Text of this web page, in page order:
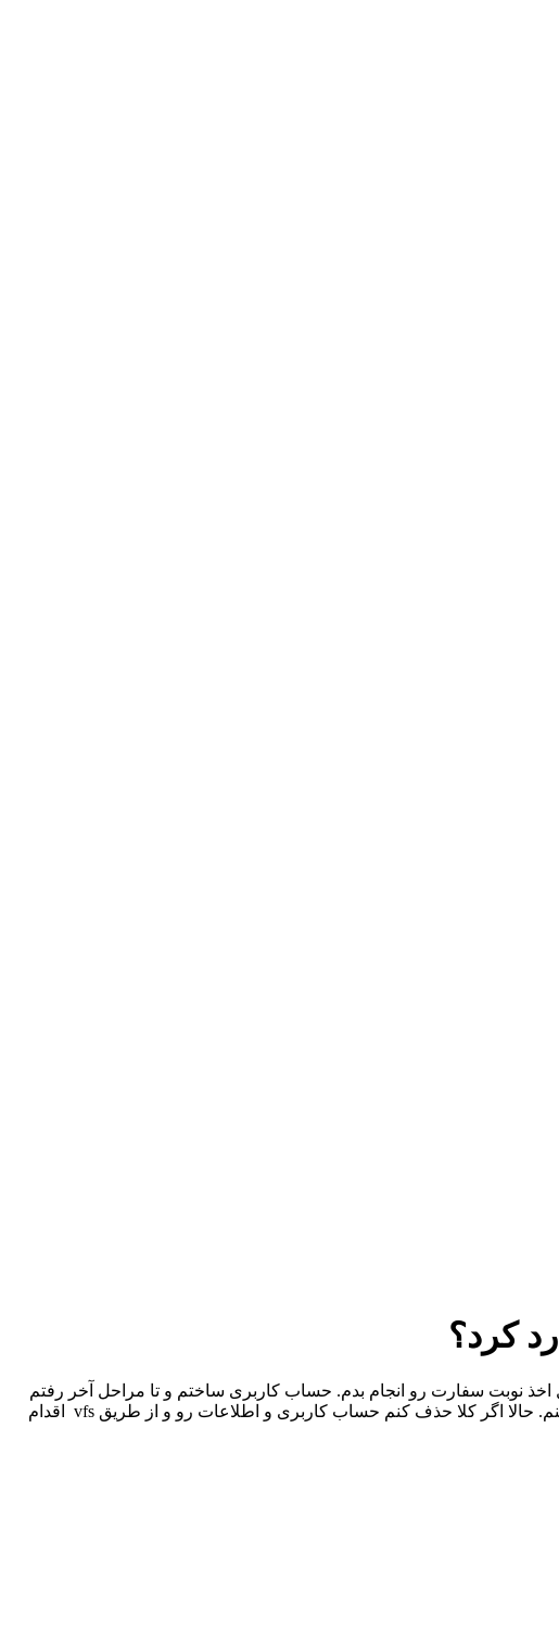
کرد؟
نوبت سفارت رو انجام بدم. حساب کاربری ساختم و تا مراحل آخر رفتم
اما قسمت آیا درخواست دیگری دارید را غیر فعال کردم و دیگه نمیتونم مشخصات همسر و فرزندانم را به عنوان تابع خودم وارد کنم. حالا اگر کلا حذف کنم حساب کاربری و اطلاعات رو و از طریق vfs اقدام